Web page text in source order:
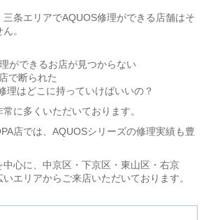
条エリアでAQUOS修理ができる店舗はそ
。
ができるお店が見つからない
で断られた
理はどこに持っていけばいいの？
に多くいただいております。
店では、AQUOSシリーズの修理実績も豊
心に、 中京区・下京区・東山区・右京
いエリアからご来店いただいております。